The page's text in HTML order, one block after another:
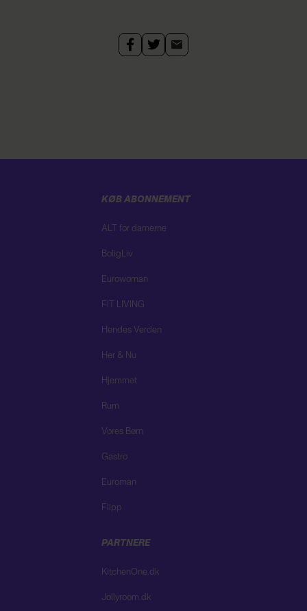
KØB ABONNEMENT
ALT for damerne
BoligLiv
Eurowoman
FIT LIVING
Hendes Verden
Her & Nu
Hjemmet
Rum
Vores Børn
Gastro
Euroman
Flipp
PARTNERE
KitchenOne.dk
Jollyroom.dk